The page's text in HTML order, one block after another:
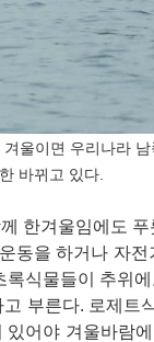
울이면 우리나라
한 바뀌고 있다.
한겨울임에도
동을 하거나 자
식물들이 추위
부른다. 로제
어야 겨울바람